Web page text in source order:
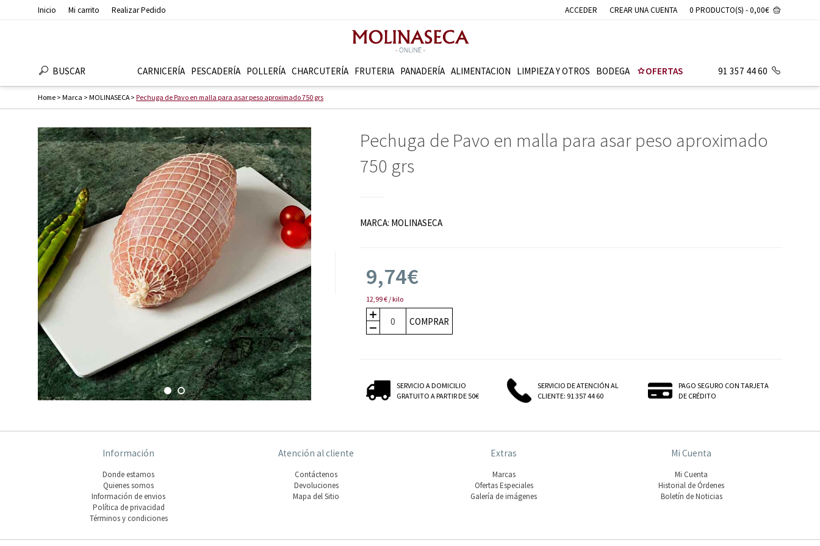
Inicio Mi carrito Realizar Pedido ACCEDER CREAR UNA CUENTA 0 PRODUCTO(S) - 0,00€
BUSCAR CARNICERÍA PESCADERÍ­A POLLERÍA CHARCUTERÍ­A FRUTERI­A PANADERÍ­A ALIMENTACION LIMPIEZA Y OTROS BODEGA OFERTAS 91 357 44 60
Home > Marca > MOLINASECA > Pechuga de Pavo en malla para asar peso aproximado 750 grs
Pechuga de Pavo en malla para asar peso aproximado
750 grs
MARCA: MOLINASECA
9,74€
12,99 € / kilo
COMPRAR
SERVICIO A DOMICILIO
GRATUITO A PARTIR DE 50€
SERVICIO DE ATENCIÓN AL
CLIENTE: 91 357 44 60
PAGO SEGURO CON TARJETA
DE CRÉDITO
Información
Donde estamos
Quienes somos
Información de envios
Polí­tica de privacidad
Términos y condiciones
Atención al cliente
Contáctenos
Devoluciones
Mapa del Sitio
Extras
Marcas
Ofertas Especiales
Galería de imágenes
Mi Cuenta
Mi Cuenta
Historial de Órdenes
Boletín de Noticias